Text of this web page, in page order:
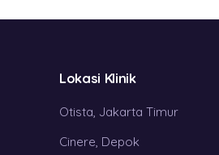
Lokasi Klinik
Otista, Jakarta Timur
Cinere, Depok